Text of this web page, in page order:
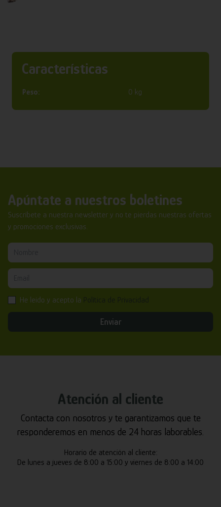
Características
Peso: 0 kg
Apúntate a nuestros boletines
Suscríbete a nuestra newsletter y no te pierdas nuestras ofertas
y promociones exclusivas.
He leído y acepto la
Enviar
Atención al cliente
Contacta con nosotros y te garantizamos que te
responderemos en menos de 24 horas laborables.
Horario de atención al cliente:
De lunes a jueves de 8:00 a 15:00 y viernes de 8:00 a 14:00